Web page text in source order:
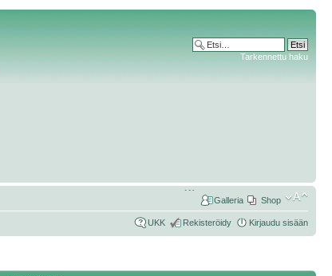
Tarkennettu haku
Shop
Galleria
UKK Rekisteröidy Kirjaudu sisään